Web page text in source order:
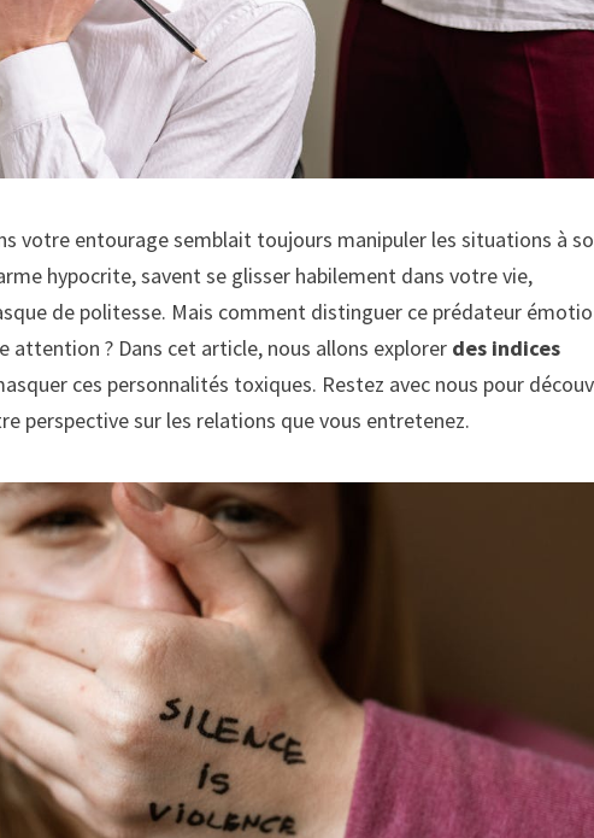
votre entourage semblait toujours manipuler les situations à
hypocrite, savent se glisser habilement dans votre vie,
de politesse. Mais comment distinguer ce prédateur
attention ? Dans cet article, nous allons explorer des indices
ces personnalités toxiques. Restez avec nous pour
perspective sur les relations que vous entretenez.